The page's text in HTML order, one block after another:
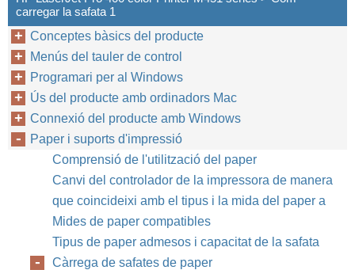
carregar la safata 1
Conceptes bàsics del producte
Menús del tauler de control
Programari per al Windows
Ús del producte amb ordinadors Mac
Connexió del producte amb Windows
Paper i suports d'impressió
Comprensió de l'utilització del paper
Canvi del controlador de la impressora de manera
que coincideixi amb el tipus i la mida del paper a
Mides de paper compatibles
Tipus de paper admesos i capacitat de la safata
Càrrega de safates de paper